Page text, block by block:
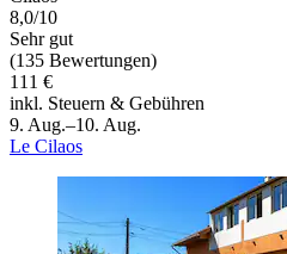
8,0/10
Sehr gut
(135 Bewertungen)
111 €
inkl. Steuern & Gebühren
9. Aug.–10. Aug.
Le Cilaos